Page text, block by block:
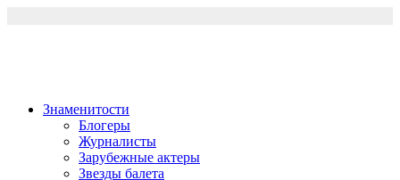
Знаменитости
Блогеры
Журналисты
Зарубежные актеры
Звезды балета